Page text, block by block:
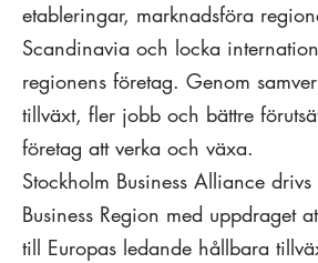
etableringar, marknadsföra
Scandinavia och locka
regionens företag. Genom
tillväxt, fler jobb och bättre
företag att verka och växa.
Stockholm Business Alliance
Business Region med uppdraget
till Europas ledande hållbara